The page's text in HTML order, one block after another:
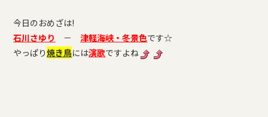
今日のおめざは!
石川さゆり
－津軽海峡・冬景色です☆
やっぱり焼き鳥には演歌ですよね